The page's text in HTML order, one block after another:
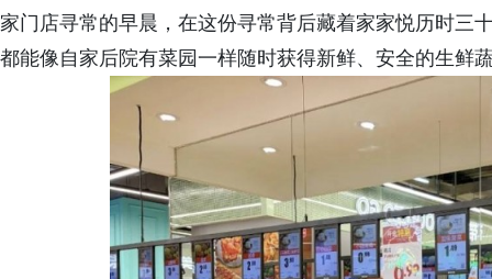
家门店寻常的早晨，在这份寻常背后藏着家家悦历时三
都能像自家后院有菜园一样随时获得新鲜、安全的生鲜